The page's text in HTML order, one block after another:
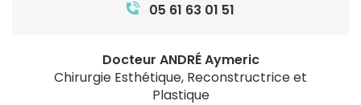
05 61 63 01 51
Docteur ANDRÉ Aymeric
Chirurgie Esthétique, Reconstructrice et
Plastique